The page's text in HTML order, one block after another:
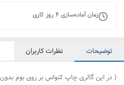
زمان آماده‌سازی4روز کاری
توضیحات نظرات کاربران
( در این گالری چاپ کنواس بر روی بوم